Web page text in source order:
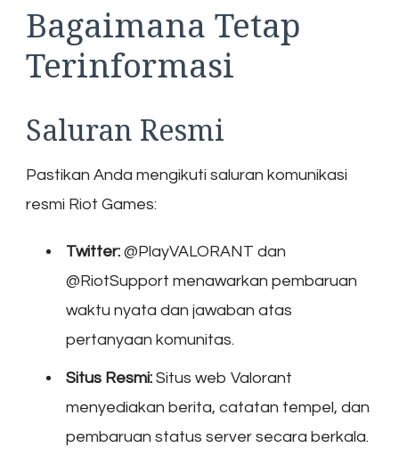
Bagaimana Tetap
Terinformasi
Saluran Resmi
Pastikan Anda mengikuti saluran komunikasi
resmi Riot Games:
Twitter: @PlayVALORANT dan
@RiotSupport menawarkan pembaruan
waktu nyata dan jawaban atas
pertanyaan komunitas.
Situs Resmi: Situs web Valorant
menyediakan berita, catatan tempel, dan
pembaruan status server secara berkala.